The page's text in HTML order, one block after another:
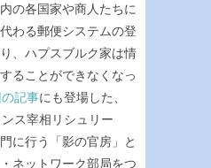
の各国家や商人たちに
わる郵便システムの登
、ハプスブルク家は情
ることができなくなっ
記事にも登場した、
ス宰相リシュリー
に行う「影の官房」と
ネットワーク部局をつ